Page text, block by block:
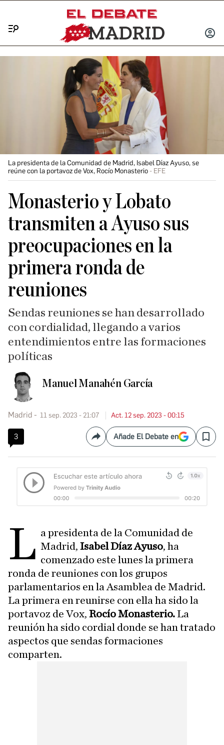
INICIAR
La presidenta de la Comunidad de Madrid, Isabel Díaz Ayuso, se
reúne con la portavoz de Vox, Rocío Monasterio
EFE
Monasterio y Lobato
transmiten a Ayuso sus
preocupaciones en la
primera ronda de
reuniones
Sendas reuniones se han desarrollado
con cordialidad, llegando a varios
entendimientos entre las formaciones
políticas
Manuel Manahén García
Madrid 11 sep. 2023 - 21:07 Act. 12 sep. 2023 - 00:15
3 CompartirAñade El Debate en Save
L a presidenta de la Comunidad de
Madrid,Isabel Díaz Ayuso, ha
comenzado este lunes la primera
ronda de reuniones con los grupos
parlamentarios en la Asamblea de Madrid.
La primera en reunirse con ella ha sido la
portavoz de Vox, Rocío Monasterio.La
reunión ha sido cordial donde se han tratado
aspectos que sendas formaciones
comparten.